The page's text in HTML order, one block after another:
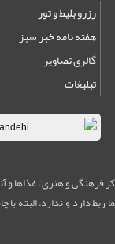
رزرو بلیط و تور
هفته نامه خبر سبز
گالری تصاویر
تبلیغات
فرهنگی و هنری ،
دارد و ندارد، البته